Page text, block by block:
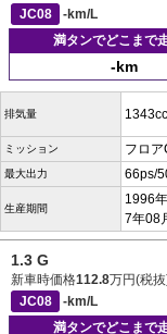
JC08
-km/L
満タンでどこまで
-km
排気量 1343cc
ミッション フロア
最大出力 66ps/
生産期間
1996
7年08
1.3 G
新車時価格112.8万円(税
JC08
-km/L
満タンでどこまで